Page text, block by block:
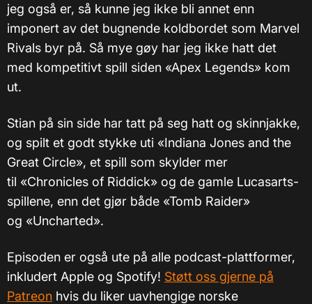
jeg også er, så kunne jeg ikke bli annet enn
imponert av det bugnende koldbordet som Marvel
Rivals byr på. Så mye gøy har jeg ikke hatt det
med kompetitivt spill siden «Apex Legends» kom
ut.
Stian på sin side har tatt på seg hatt og skinnjakke,
og spilt et godt stykke uti «Indiana Jones and the
Great Circle», et spill som skylder mer
til «Chronicles of Riddick» og de gamle Lucasarts-
spillene, enn det gjør både «Tomb Raider»
og «Uncharted».
Episoden er også ute på alle podcast-plattformer,
inkludert Apple og Spotify! Støtt oss gjerne på
Patreon hvis du liker uavhengige norske